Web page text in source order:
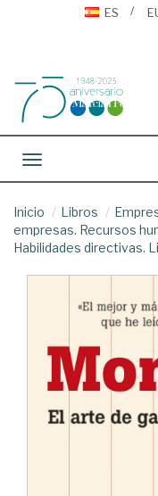
ES
Toggle navigation
Inicio Libros
empresas. Recursos
Habilidades directivas.